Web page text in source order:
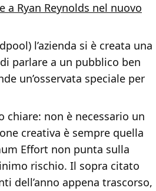
a Ryan Reynolds nel nuovo
l’azienda si è creata una
parlare a un pubblico ben
un’osservata speciale per
chiare: non è necessario un
creativa è sempre quella
Effort non punta sulla
rischio. Il sopra citato
dell’anno appena trascorso,